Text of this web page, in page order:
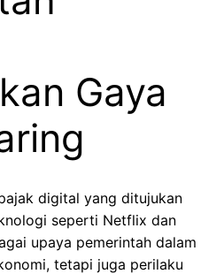
Gaya
digital yang ditujukan
seperti Netflix dan
upaya pemerintah dalam
tetapi juga perilaku